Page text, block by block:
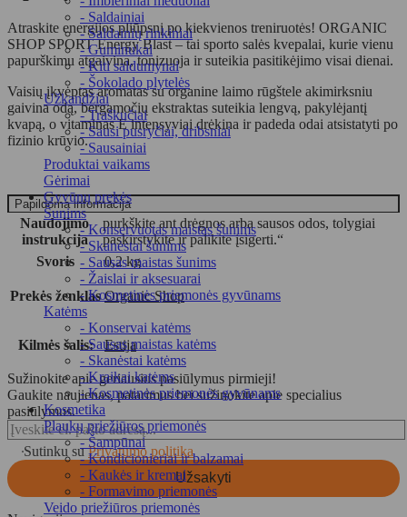
- Saldainiai
- Saldainių rinkiniai
- Guminukai
- Kiti saldumynai
- Šokolado plytelės
Užkandžiai
- Traškučiai
- Sausi pusryčiai, dribsniai
- Sausainiai
Produktai vaikams
Gėrimai
Gyvūnų prekės
Šunims
- Konservuotas maistas šunims
- Skanėstai šunims
- Sausas maistas šunims
- Žaislai ir aksesuarai
- Kosmetinės priemonės gyvūnams
Katėms
- Konservai katėms
- Sausas maistas katėms
- Skanėstai katėms
- Kraikai katėms
- Kosmetinės priemonės gyvūnams
Kosmetika
Plaukų priežiūros priemonės
- Šampūnai
- Kondicionieriai ir balzamai
- Kaukės ir kremai
- Formavimo priemonės
Veido priežiūros priemonės
Atraskite energijos pliūpsnį po kiekvienos treniruotės! ORGANIC
SHOP SPORT Energy Blast – tai sporto salės kvepalai, kurie vienu
papurškimu atgaivina, tonizuoja ir suteikia pasitikėjimo visai dienai.
Vaisių įkvėptas aromatas su organine laimo rūgštele akimirksniu
gaivina odą, bergamočių ekstraktas suteikia lengvą, pakylėjantį
kvapą, o vitaminas E intensyviai drėkina ir padeda odai atsistatyti po
fizinio krūvio.
Papildoma informacija
Naudojimo
instrukcija
purkškite ant drėgnos arba sausos odos, tolygiai
paskirstykite ir palikite įsigerti.“
Svoris
0,2 kg
Prekės ženklas Organic Shop
Kilmės šalis: Estija
Sužinokite apie geriausius pasiūlymus pirmieji!
Gaukite naujienas, patarimus bei sužinokite apie specialius
pasiūlymus.
Sutinku suPrivatumo politika
Užsakyti